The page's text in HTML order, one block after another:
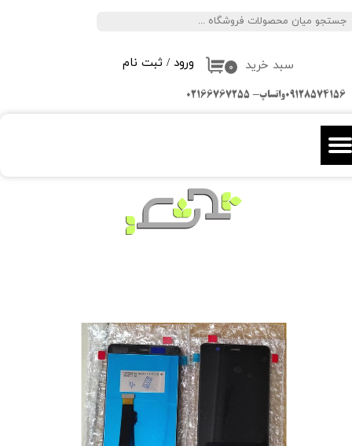
ورود / ثبت نام
تغییر گذر واژه
سفارشات
خروج از حساب کاربری
۰ سبد خرید